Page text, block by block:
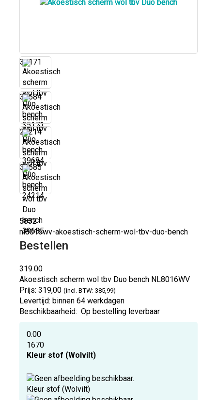
35171
39684
24214
39685
5832
nl8016wv-akoestisch-scherm-wol-tbv-duo-bench
Bestellen
319.00
Akoestisch scherm wol tbv Duo bench NL8016WV
Prijs: 319,00 (incl. BTW: 385,99)
Levertijd: binnen 64 werkdagen
Beschikbaarheid: Op bestelling leverbaar
0.00
1670
Kleur stof (Wolvilt)
Kleur stof (Wolvilt)